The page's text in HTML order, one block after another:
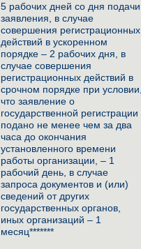
5 рабочих дней со дня подачи
заявления, в случае
совершения регистрационных
действий в ускоренном
порядке – 2 рабочих дня, в
случае совершения
регистрационных действий в
срочном порядке при условии,
что заявление о
государственной регистрации
подано не менее чем за два
часа до окончания
установленного времени
работы организации, – 1
рабочий день, в случае
запроса документов и (или)
сведений от других
государственных органов,
иных организаций – 1
месяц*******